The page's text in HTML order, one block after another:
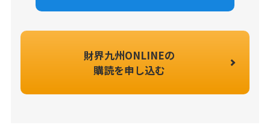
財界九州ONLINEの
購読を申し込む